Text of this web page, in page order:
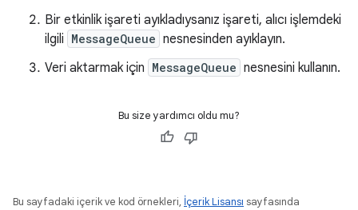
Bir etkinlik işareti ayıkladıysanız işareti, alıcı işlemdeki
ilgili MessageQueue nesnesinden ayıklayın.
Veri aktarmak için MessageQueue nesnesini kullanın.
Bu size yardımcı oldu mu?
Bu sayfadaki içerik ve kod örnekleri, İçerik Lisansı sayfasında